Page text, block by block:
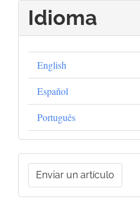
Idioma
English
Español
Português
Enviar
unEnviar un artículo